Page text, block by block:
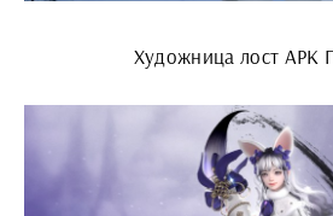
Художница лост АРК